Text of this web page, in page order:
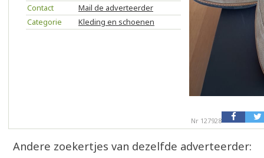
Contact
Mail de adverteerder
Categorie
Kleding en schoenen
Nr 127928
Andere zoekertjes van dezelfde adverteerder: